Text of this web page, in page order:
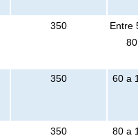
350
Entre
80
350 60 a
350 80 a